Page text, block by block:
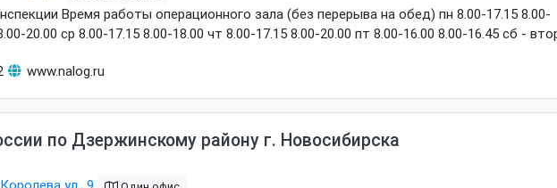
Время работы операционного зала (без перерыва на обед) пн 8.00-17.15 8.00-
20.00 ср 8.00-17.15 8.00-18.00 чт 8.00-17.15 8.00-20.00 пт 8.00-16.00 8.00-16.45 сб -
месяца 10.00-15.00
www.nalog.ru
по Дзержинскому району г. Новосибирска